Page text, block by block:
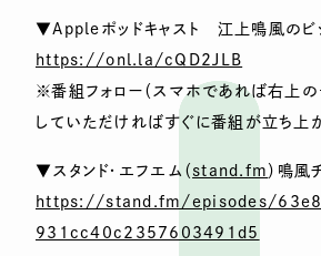
▼Appleポッドキャスト 江上鳴風のビ
https://onl.la/cQD2JLB
※番組フォロー（スマホであれば右上の
していただければすぐに番組が立ち上が
▼スタンド・エフエム（ stand.fm ）鳴風
https://stand.fm/episodes/63e8
931cc40c2357603491d5